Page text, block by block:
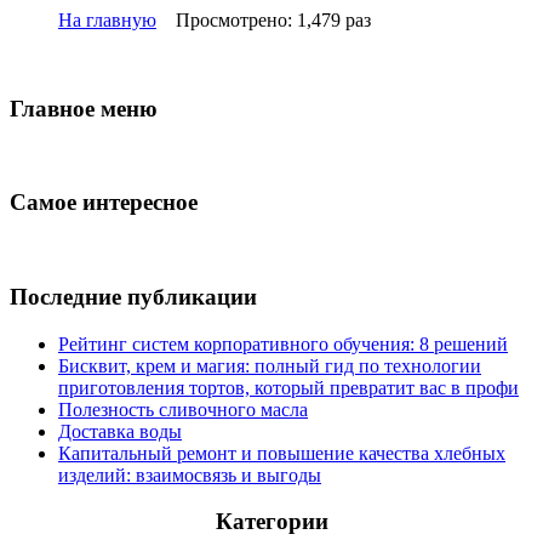
На главную Просмотрено: 1,479 раз
Главное меню
Самое интересное
Последние публикации
Рейтинг систем корпоративного обучения: 8 решений
Бисквит, крем и магия: полный гид по технологии
приготовления тортов, который превратит вас в профи
Полезность сливочного масла
Доставка воды
Капитальный ремонт и повышение качества хлебных
изделий: взаимосвязь и выгоды
Категории